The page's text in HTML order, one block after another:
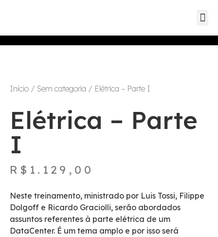
Início / Sem categoria / Elétrica – Parte I
Elétrica – Parte
I
R$ 1.129,00
Neste treinamento, ministrado por Luis Tossi, Filippe
Dolgoff e Ricardo Graciolli, serão abordados
assuntos referentes à parte elétrica de um
DataCenter. É um tema amplo e por isso será